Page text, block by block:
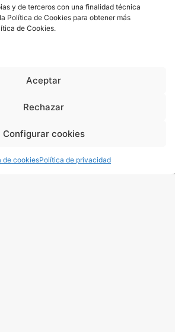
y de terceros con una finalidad técnica
Política de Cookies para obtener más
de Cookies.
Aceptar
Rechazar
Configurar cookies
de cookiesPolítica de privacidad
se fundó hace más de 45 años en el
familiar con excelente equipo.